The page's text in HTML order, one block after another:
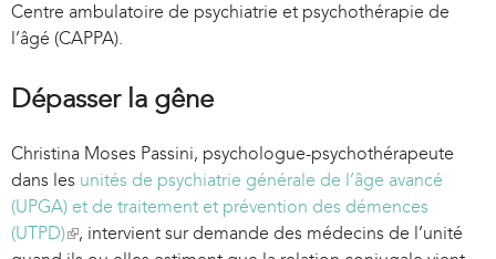
l
x
Centre ambulatoire de psychiatrie et psychothérapie de
l’âgé (CAPPA).
Dépasser la gêne
Christina Moses Passini, psychologue-psychothérapeute
dans les unités de psychiatrie générale de l’âge avancé
(UPGA) et de traitement et prévention des démences
(UTPD)( , intervient sur demande des médecins de l’unité